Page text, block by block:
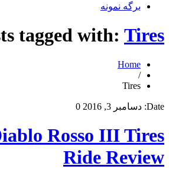
برگه نمونه
tagged with: Tires
Home
/
Tires
Date: دسامبر 3, 2016 0
Rosso III Tires
Ride Review